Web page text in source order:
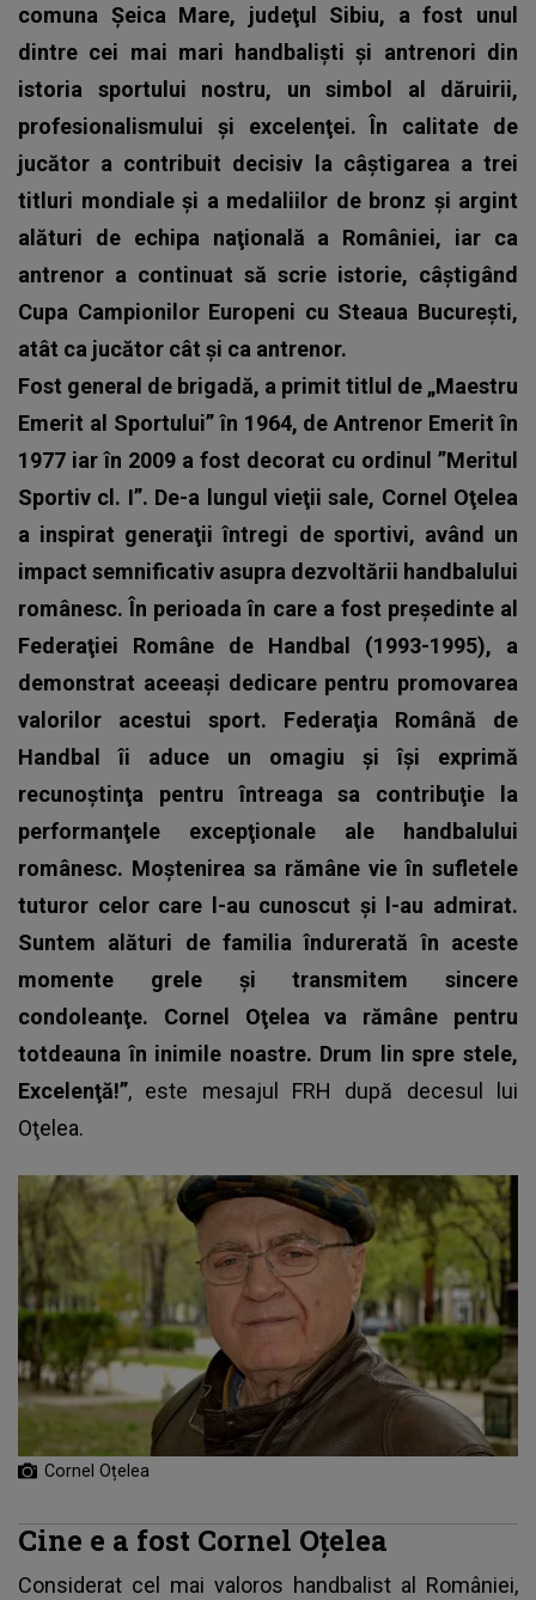
comuna Şeica Mare, judeţul Sibiu, a fost unul
dintre cei mai mari handbalişti şi antrenori din
istoria sportului nostru, un simbol al dăruirii,
profesionalismului şi excelenţei. În calitate de
jucător a contribuit decisiv la câştigarea a trei
titluri mondiale şi a medaliilor de bronz şi argint
alături de echipa naţională a României, iar ca
antrenor a continuat să scrie istorie, câştigând
Cupa Campionilor Europeni cu Steaua Bucureşti,
atât ca jucător cât şi ca antrenor.
Fost general de brigadă, a primit titlul de „Maestru
Emerit al Sportului” în 1964, de Antrenor Emerit în
1977 iar în 2009 a fost decorat cu ordinul ”Meritul
Sportiv cl. I”. De-a lungul vieţii sale, Cornel Oţelea
a inspirat generaţii întregi de sportivi, având un
impact semnificativ asupra dezvoltării handbalului
românesc. În perioada în care a fost preşedinte al
Federaţiei Române de Handbal (1993-1995), a
demonstrat aceeaşi dedicare pentru promovarea
valorilor acestui sport. Federaţia Română de
Handbal îi aduce un omagiu şi îşi exprimă
recunoştinţa pentru întreaga sa contribuţie la
performanţele excepţionale ale handbalului
românesc. Moştenirea sa rămâne vie în sufletele
tuturor celor care l-au cunoscut şi l-au admirat.
Suntem alături de familia îndurerată în aceste
momente grele şi transmitem sincere
condoleanţe. Cornel Oţelea va rămâne pentru
totdeauna în inimile noastre. Drum lin spre stele,
Excelenţă!”, este mesajul FRH după decesul lui
Oţelea.
Cornel Oțelea
Cine e a fost Cornel Oțelea
Considerat cel mai valoros handbalist al României,